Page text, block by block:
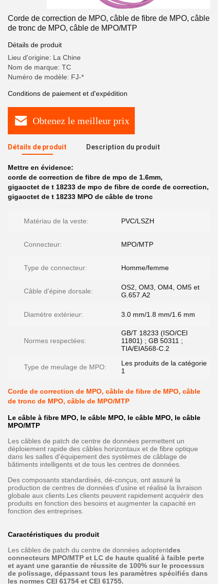
Corde de correction de MPO, câble de fibre de MPO, câble
de tronc de MPO, câble de MPO/MTP
Détails de produit
Lieu d'origine: La Chine
Nom de marque: TC
Numéro de modèle: FJ-*
Conditions de paiement et d'expédition
Obtenez le meilleur prix
Détails de produit Description du produit
Mettre en évidence:
corde de correction de fibre de mpo de 1.6mm,
gigaoctet de t 18233 de mpo de fibre de corde de correction,
gigaoctet de t 18233 MPO de câble de tronc
Matériau de la veste: PVC/LSZH
Connecteur: MPO/MTP
Type de connecteur: Homme/femme
Câble d'épine dorsale:
OS2, OM3, OM4, OM5 et
G.657.A2
Diamètre extérieur: 3.0 mm/1.8 mm/1.6 mm
Normes respectées:
GB/T 18233 (ISO/CEI
11801) ; GB 50311 ;
TIA/EIA568-C.2
Type de meulage de MPO:
Les produits de la catégorie
1
Corde de correction de MPO, câble de fibre de MPO, câble
de tronc de MPO, câble de MPO/MTP
Le câble à fibre MPO, le câble MPO, le câble MPO, le câble
MPO/MTP
Les câbles de patch de centre de données permettent un
déploiement rapide des câbles horizontaux et de fibre optique
dans les salles d'équipement des systèmes de câblage de
bâtiments intelligents et de tous les centres de données.
Des composants standardisés, dé-conçus, ont assuré la
production de centres de données d'usine et réalisé la livraison
globale aux clients.Les clients peuvent rapidement acquérir des
produits en fonction des besoins et augmenter la capacité en
fonction des entreprises.
Caractéristiques du produit
Les câbles de patch du centre de données adoptentdes
connecteurs MPO/MTP et LC de haute qualité à faible perte
et ayant une garantie de réussite de 100% sur le processus
de polissage, dépassant tous les paramètres spécifiés dans
les normes CEI 61754 et CEI 61755.